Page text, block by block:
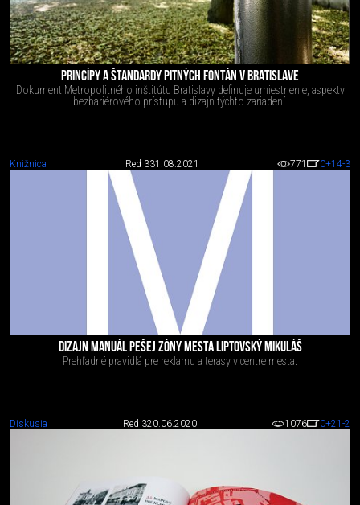
PRINCÍPY A ŠTANDARDY PITNÝCH FONTÁN V BRATISLAVE
Dokument Metropolitného inštitútu Bratislavy definuje umiestnenie, aspekty
bezbariérového prístupu a dizajn týchto zariadení.
Knižnica Red 331.08.2021 771 0+14-3
DIZAJN MANUÁL PEŠEJ ZÓNY MESTA LIPTOVSKÝ MIKULÁŠ
Prehľadné pravidlá pre reklamu a terasy v centre mesta.
Diskusia Red 320.06.2020 1076 0+21 -2